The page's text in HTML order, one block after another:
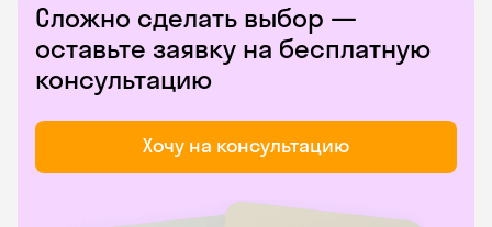
Сложно сделать выбор —
оставьте заявку на бесплатную
консультацию
Хочу на консультацию